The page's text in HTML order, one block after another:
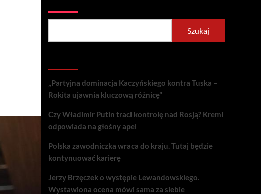
Szukaj
„Partyjna dominacja Kaczyńskiego kontra Tuska –
Rokita ujawnia kluczową różnicę”
Czy Władimir Putin traci kontrolę nad Rosją? Kreml
odpowiada na głośny apel
Polska zawodniczka wraca do kraju. Tutaj będzie
kontynuować karierę
Jerzy Brzęczek o występie Lewandowskiego.
Wystawiona ocena mówi sama za siebie